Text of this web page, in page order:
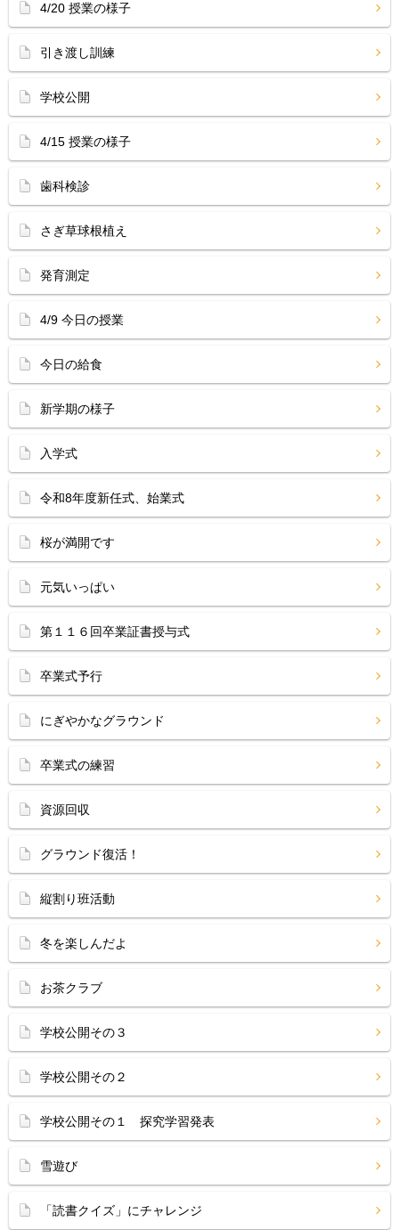
4/20 授業の様子
引き渡し訓練
学校公開
4/15 授業の様子
歯科検診
さぎ草球根植え
発育測定
4/9 今日の授業
今日の給食
新学期の様子
入学式
令和8年度新任式、始業式
桜が満開です
元気いっぱい
第１１６回卒業証書授与式
卒業式予行
にぎやかなグラウンド
卒業式の練習
資源回収
グラウンド復活！
縦割り班活動
冬を楽しんだよ
お茶クラブ
学校公開その３
学校公開その２
学校公開その１ 探究学習発表
雪遊び
「読書クイズ」にチャレンジ